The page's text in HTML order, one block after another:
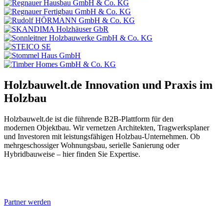
Holzbauwelt.de Innovation und Praxis im
Holzbau
Holzbauwelt.de ist die führende B2B-Plattform für den
modernen Objektbau. Wir vernetzen Architekten, Tragwerksplaner
und Investoren mit leistungsfähigen Holzbau-Unternehmen. Ob
mehrgeschossiger Wohnungsbau, serielle Sanierung oder
Hybridbauweise – hier finden Sie Expertise.
Partner werden